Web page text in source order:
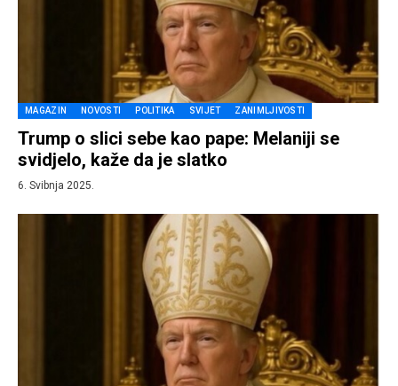
MAGAZIN NOVOSTI POLITIKA SVIJET ZANIMLJIVOSTI
Trump o slici sebe kao pape: Melaniji se
svidjelo, kaže da je slatko
6. Svibnja 2025.